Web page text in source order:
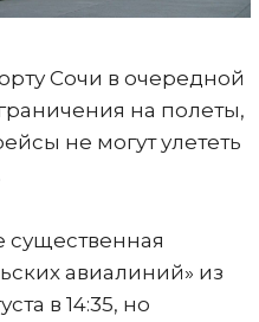
Сочи в очередной
на полеты,
не могут улететь
существенная
авиалиний» из
в 14:35, но